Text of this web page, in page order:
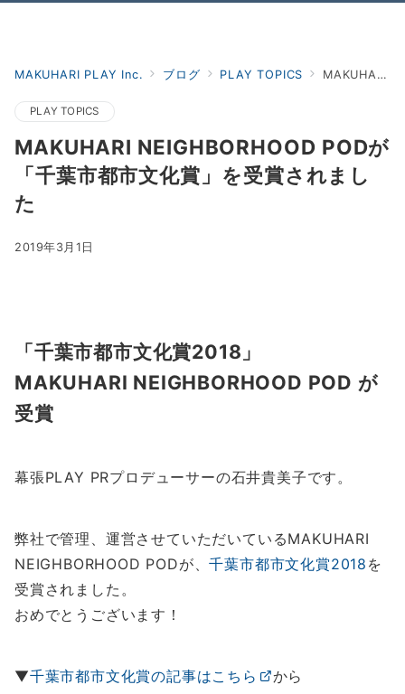
MAKUHARI PLAY Inc. ブログ PLAY TOPICS MAKUHARI NEIGHBORHOOD PODが「千葉市都市文化賞」を受賞されました
PLAY TOPICS
MAKUHARI NEIGHBORHOOD PODが
「千葉市都市文化賞」を受賞されまし
た
2019年3月1日
「千葉市都市文化賞2018」
MAKUHARI NEIGHBORHOOD POD が
受賞
幕張PLAY PRプロデューサーの石井貴美子です。
弊社で管理、運営させていただいているMAKUHARI
NEIGHBORHOOD PODが、千葉市都市文化賞2018 を
受賞されました。
おめでとうございます ！
▼千葉市都市文化賞の記事はこちら から